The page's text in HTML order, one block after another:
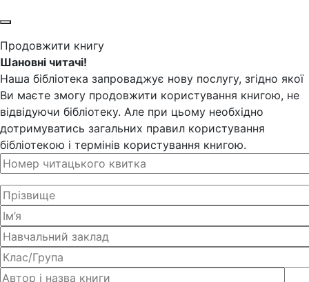
Продовжити книгу
Шановні читачі!
Наша бібліотека запроваджує нову послугу, згідно якої
Ви маєте змогу продовжити користування книгою, не
відвідуючи бібліотеку. Але при цьому необхідно
дотримуватись загальних правил користування
бібліотекою і термінів користування книгою.